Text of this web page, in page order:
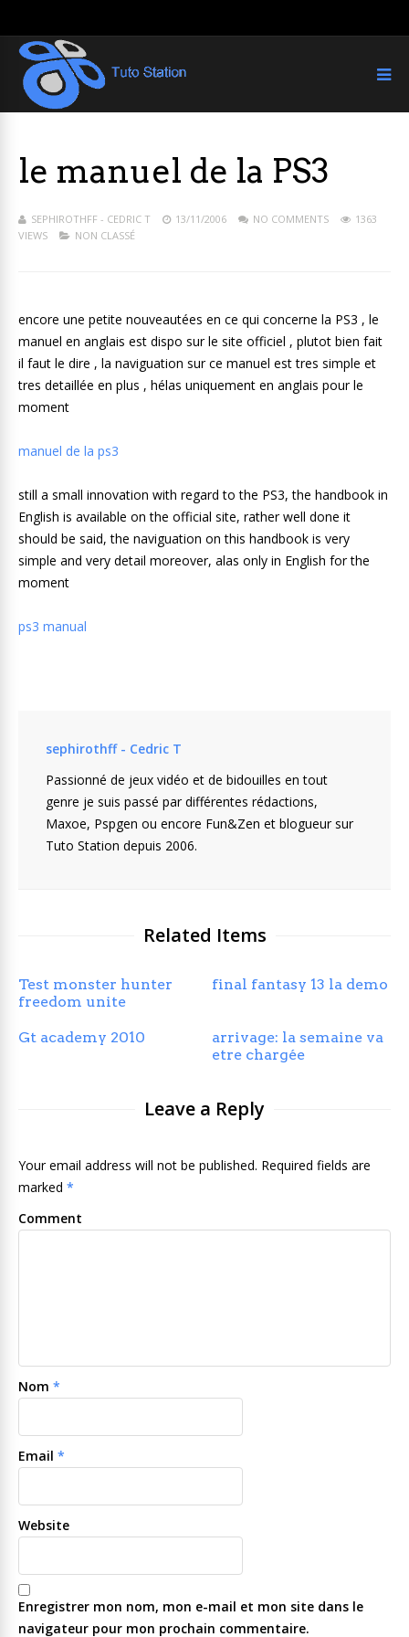
le manuel de la PS3
SEPHIROTHFF - CEDRIC T 13/11/2006 NO COMMENTS
1363
VIEWS
NON CLASSÉ
encore une petite nouveautées en ce qui concerne la PS3 , le
manuel en anglais est dispo sur le site officiel , plutot bien fait
il faut le dire , la naviguation sur ce manuel est tres simple et
tres detaillée en plus , hélas uniquement en anglais pour le
moment
manuel de la ps3
still a small innovation with regard to the PS3, the handbook in
English is available on the official site, rather well done it
should be said, the naviguation on this handbook is very
simple and very detail moreover, alas only in English for the
moment
ps3 manual
sephirothff - Cedric T
Passionné de jeux vidéo et de bidouilles en tout
genre je suis passé par différentes rédactions,
Maxoe, Pspgen ou encore Fun&Zen et blogueur sur
Tuto Station depuis 2006.
Related Items
Test monster hunter
freedom unite
final fantasy 13 la demo
Gt academy 2010
arrivage: la semaine va
etre chargée
Leave a Reply
Your email address will not be published. Required fields are
marked *
Comment
Nom *
Email *
Website
Enregistrer mon nom, mon e-mail et mon site dans le
navigateur pour mon prochain commentaire.